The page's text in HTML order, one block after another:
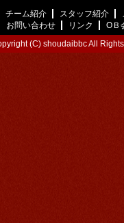
チーム紹介 スタッフ紹介
お問い合わせ リンク
ОＢ
(C) shoudaibbc All